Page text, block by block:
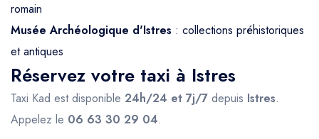
romain
Musée Archéologique d'Istres : collections préhistoriques
et antiques
Réservez votre taxi à Istres
Taxi Kad est disponible 24h/24 et 7j/7 depuis Istres.
Appelez le 06 63 30 29 04.